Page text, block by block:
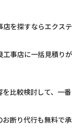
を探すならエクステ
工事店に一括見積りが
比較検討して、一番
断り代行も無料で承